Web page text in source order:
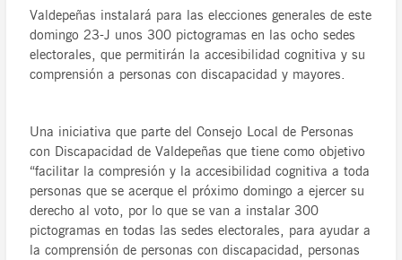
Valdepeñas instalará para las elecciones generales de este
domingo 23-J unos 300 pictogramas en las ocho sedes
electorales, que permitirán la accesibilidad cognitiva y su
comprensión a personas con discapacidad y mayores.
Una iniciativa que parte del Consejo Local de Personas
con Discapacidad de Valdepeñas que tiene como objetivo
“facilitar la compresión y la accesibilidad cognitiva a toda
personas que se acerque el próximo domingo a ejercer su
derecho al voto, por lo que se van a instalar 300
pictogramas en todas las sedes electorales, para ayudar a
la comprensión de personas con discapacidad, personas